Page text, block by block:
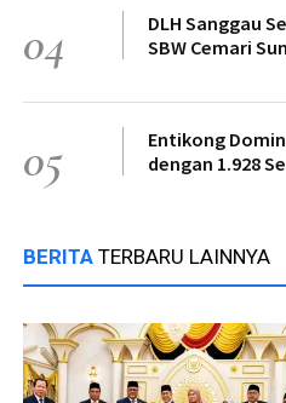
04
DLH Sanggau
SBW Cemari
05
Entikong
dengan 1.928
BERITA TERBARU LAINNYA